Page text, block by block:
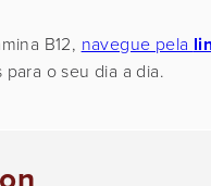
B12, navegue pela
o seu dia a dia.